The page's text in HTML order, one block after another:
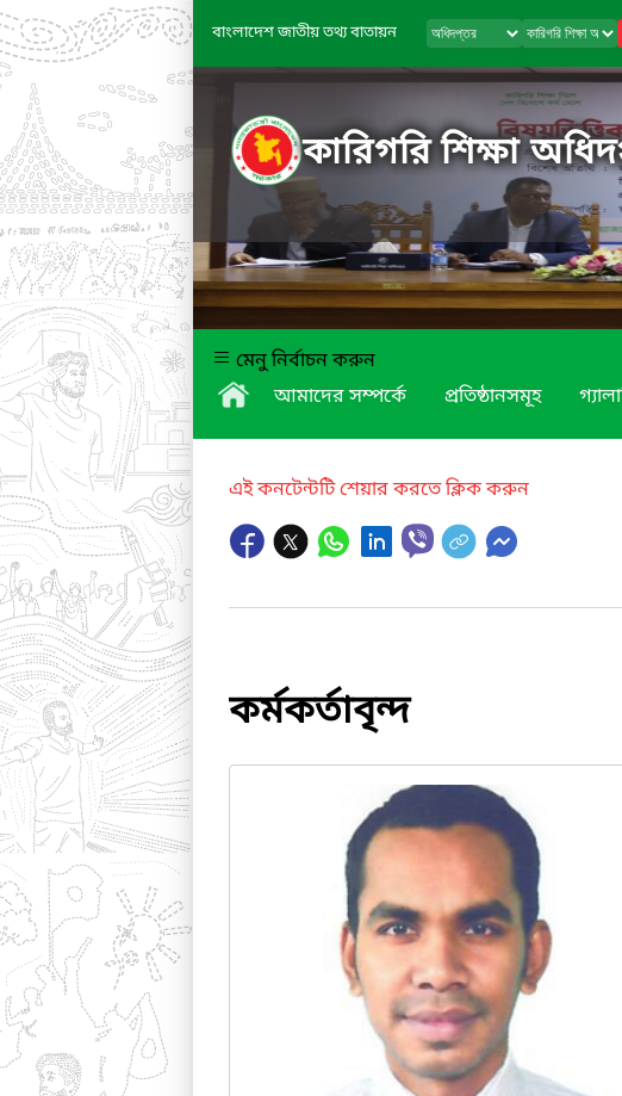
বাংলাদেশ জাতীয় তথ্য বাতায়ন
কারিগরি শিক্ষা
মেনু নির্বাচন করুন
আমাদের সম্পর্কে
প্রতিষ্ঠানসমূহ
এই কনটেন্টটি শেয়ার করতে ক্লিক করুন
কর্মকর্তাবৃন্দ